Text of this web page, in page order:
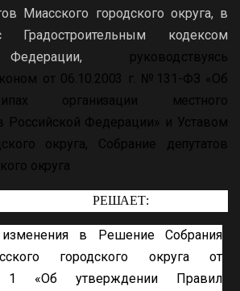
Миасского городского округа, в
Градостроительным кодексом
руководствуясь
от 06.10.2003 г. №131-ФЗ «Об
организации местного
Российской Федерации» и Уставом
округа, Собрание
депутатов
округа
изменения в Решение Собрания
городского округа от
«Об утверждении Правил